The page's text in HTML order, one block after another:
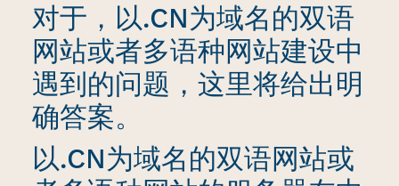
对于，以.CN为域名的双语
网站或者多语种网站建设中
遇到的问题，这里将给出明
确答案。
以.CN为域名的双语网站或